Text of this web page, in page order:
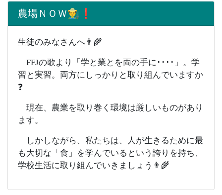
農場ＮＯＷ👨‍🌾❗️
生徒のみなさんへ👨‍🌾
FFJの歌より「学と業とを両の手に････」。学
習と実習。両方にしっかりと取り組んでいますか
❓
現在、農業を取り巻く環境は厳しいものがあり
ます。
しかしながら、私たちは、人が生きるために最
も大切な「食」を学んでいるという誇りを持ち、
学校生活に取り組んでいきましょう👨‍🌾